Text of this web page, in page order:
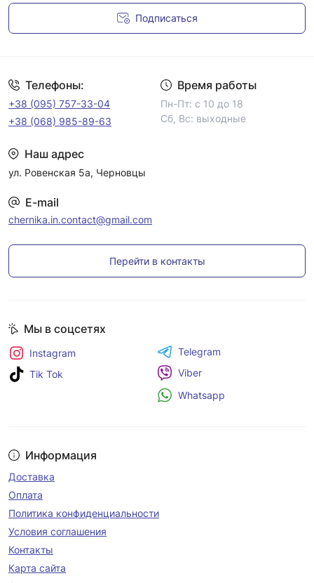
Подписаться
Телефоны:
+38 (095) 757-33-04
+38 (068) 985-89-63
Время работы
Пн-Пт: с 10 до 18
Сб, Вс: выходные
Наш адрес
ул. Ровенская 5а, Черновцы
E-mail
chernika.in.contact@gmail.com
Перейти в контакты
Информация
Доставка
Оплата
Политика конфиденциальности
Условия соглашения
Контакты
Карта сайта
Мы в соцсетях
Instagram
Tik Tok
Telegram
Viber
Whatsapp